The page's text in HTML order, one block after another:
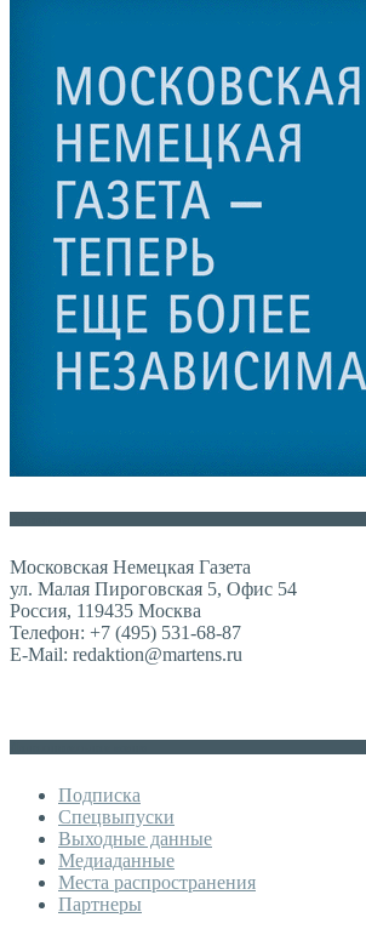
Московская Немецкая Газета
ул. Малая Пироговская 5, Офис 54
Россия, 119435 Москва
Телефон: +7 (495) 531-68-87
E-Mail: redaktion@martens.ru
Подписка
Спецвыпуски
Выходные данные
Медиаданные
Места распространения
Партнеры